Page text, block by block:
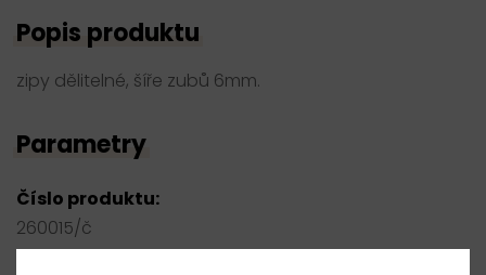
Popis produktu
zipy dělitelné, šíře zubů 6mm.
Parametry
Číslo produktu:
260015/č